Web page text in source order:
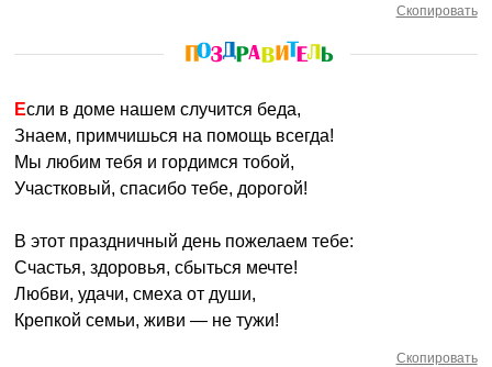
Скопировать
Если в доме нашем случится беда,
Знаем, примчишься на помощь всегда!
Мы любим тебя и гордимся тобой,
Участковый, спасибо тебе, дорогой!
В этот праздничный день пожелаем тебе:
Счастья, здоровья, сбыться мечте!
Любви, удачи, смеха от души,
Крепкой семьи, живи — не тужи!
Скопировать